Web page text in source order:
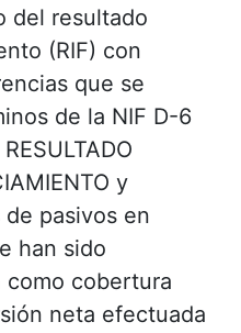
del resultado
(RIF) con
que se
de la NIF D-6
y
pasivos en
han sido
como cobertura
neta efectuada